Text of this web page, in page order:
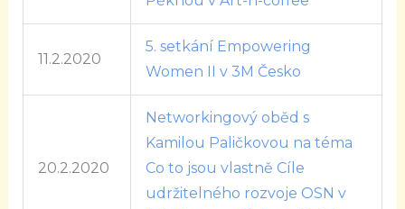
11.2.2020
5. setkání Empowering
Women II v 3M Česko
20.2.2020
Networkingový oběd s
Kamilou Paličkovou na téma
Co to jsou vlastně Cíle
udržitelného rozvoje OSN v